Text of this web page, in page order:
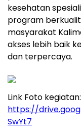
kesehatan
program
masyarakat
akses lebih baik
dan terpercaya.
Link Foto kegiatan:
https://
SwYt7